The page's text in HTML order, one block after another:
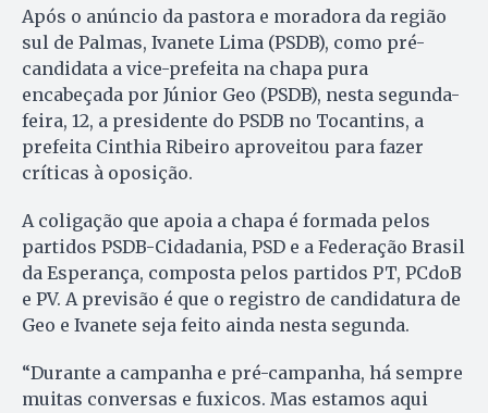
Após o anúncio da pastora e moradora da região
sul de Palmas, Ivanete Lima (PSDB), como pré-
candidata a vice-prefeita na chapa pura
encabeçada por Júnior Geo (PSDB), nesta segunda-
feira, 12, a presidente do PSDB no Tocantins, a
prefeita Cinthia Ribeiro aproveitou para fazer
críticas à oposição.
A coligação que apoia a chapa é formada pelos
partidos PSDB-Cidadania, PSD e a Federação Brasil
da Esperança, composta pelos partidos PT, PCdoB
e PV. A previsão é que o registro de candidatura de
Geo e Ivanete seja feito ainda nesta segunda.
“Durante a campanha e pré-campanha, há sempre
muitas conversas e fuxicos. Mas estamos aqui